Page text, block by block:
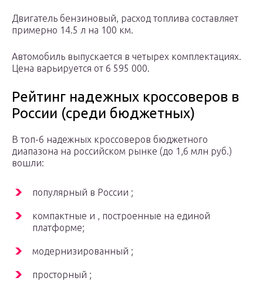
Двигатель бензиновый, расход топлива составляет
примерно 14.5 л на 100 км.
Автомобиль выпускается в четырех комплектациях.
Цена варьируется от 6 595 000.
Рейтинг надежных кроссоверов в
России (среди бюджетных)
В топ-6 надежных кроссоверов бюджетного
диапазона на российском рынке (до 1,6 млн руб.)
вошли:
популярный в России ;
компактные и , построенные на единой
платформе;
модернизированный ;
просторный ;